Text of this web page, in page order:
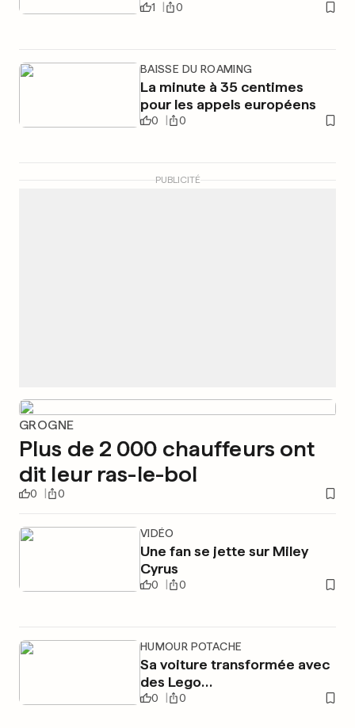
1 0
BAISSE DU ROAMING
La minute à 35 centimes
pour les appels européens
0 0
PUBLICITÉ
GROGNE
Plus de 2 000 chauffeurs ont
dit leur ras-le-bol
0 0
VIDÉO
Une fan se jette sur Miley
Cyrus
0 0
HUMOUR POTACHE
Sa voiture transformée avec
des Lego…
0 0